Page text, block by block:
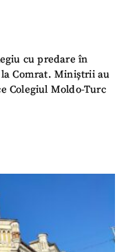
cu predare în
Comrat. Miniștrii au
Colegiul Moldo-Turc